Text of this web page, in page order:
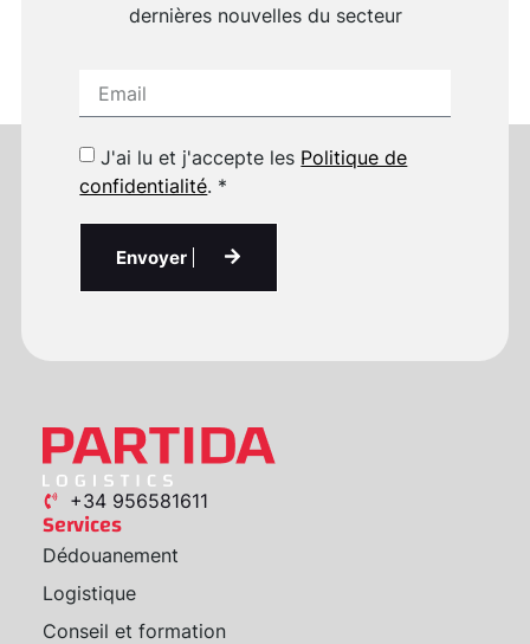
dernières nouvelles du secteur
J'ai lu et j'accepte les Politique de
confidentialité. *
Envoyer
+34 956581611
Services
Dédouanement
Logistique
Conseil et formation